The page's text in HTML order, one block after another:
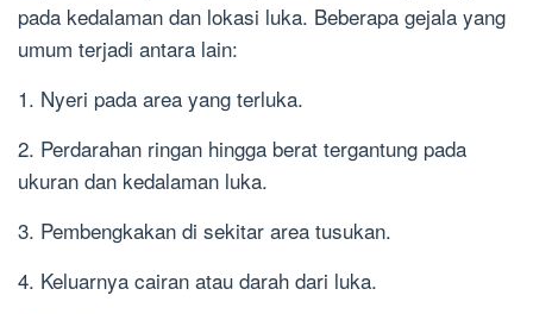
pada kedalaman dan lokasi luka. Beberapa gejala yang
umum terjadi antara lain:
1. Nyeri pada area yang terluka.
2. Perdarahan ringan hingga berat tergantung pada
ukuran dan kedalaman luka.
3. Pembengkakan di sekitar area tusukan.
4. Keluarnya cairan atau darah dari luka.